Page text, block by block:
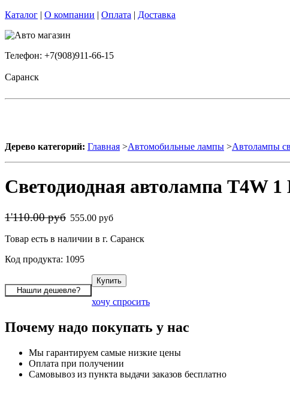
Каталог | О компании | Оплата | Доставка
Телефон: +7(908)911-66-15
Саранск
Дерево категорий: Главная >Автомобильные лампы >Автолампы
Светодиодная автолампа T4W
1'110.00 руб 555.00 руб
Товар есть в наличии в г. Саранск
Код продукта: 1095
хочу спросить
Почему надо покупать у нас
Мы гарантируем самые низкие цены
Оплата при получении
Самовывоз из пункта выдачи заказов бесплатно